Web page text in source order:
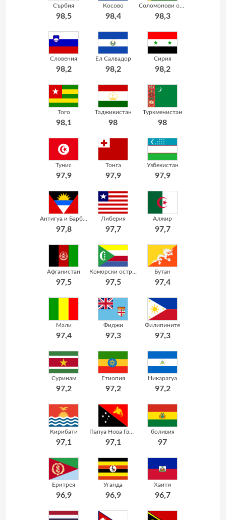
Сърбия
98,5
Косово
98,4 98,3
Словения
98,2
Ел Салвадор
98,2
Сирия
98,2
Того
98,1
Таджикистан
98
Туркменистан
98
Тунис
97,9
Тонга
97,9
Узбекистан
97,9
97,8
Либерия
97,7
Алжир
97,7
Афганистан
97,5 97,5
Бутан
97,4
Мали
97,4
Фиджи
97,3
Филипините
97,3
Суринам
97,2
Етиопия
97,2
Никарагуа
97,2
Кирибати
97,1 97,1
боливия
97
Еритрея
96,9
Уганда
96,9
Хаити
96,7